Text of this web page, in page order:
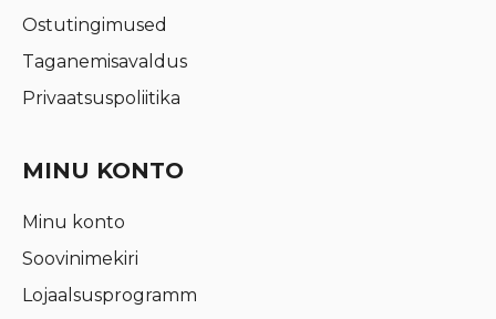
Ostutingimused
Taganemisavaldus
Privaatsuspoliitika
MINU KONTO
Minu konto
Soovinimekiri
Lojaalsusprogramm